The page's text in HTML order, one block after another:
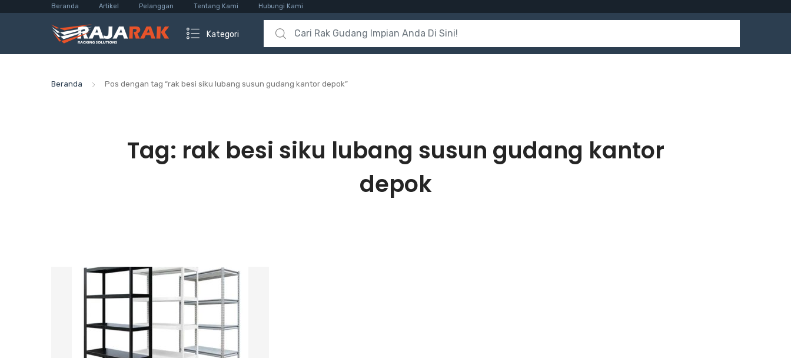
Beranda Artikel Pelanggan Tentang Kami Hubungi Kami
Kategori
Search for:
Beranda Pos dengan tag “rak besi siku lubang susun gudang kantor depok”
Tag: rak besi siku lubang susun gudang kantor
depok